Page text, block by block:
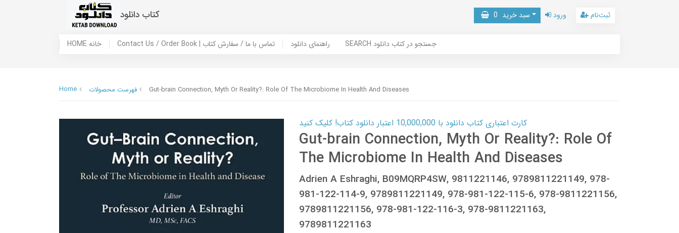
کتاب دانلود سبد خرید 0 ورود ثبت‌نام
HOME خانه Contact Us / Order Book | تماس با ما / سفارش کتاب راهنمای دانلود SEARCH جستجو در کتاب دانلود
Home فهرست محصولات Gut-brain Connection, Myth Or Reality?: Role Of The Microbiome In Health And Diseases
کارت اعتباری کتاب دانلود با 10,000,000 اعتبار دانلود کتاب! کلیک کنید
Gut-brain Connection, Myth Or Reality?: Role Of
The Microbiome In Health And Diseases
Adrien A Eshraghi, B09MQRP4SW, 9811221146, 9789811221149, 978-
981-122-114-9, 9789811221149, 978-981-122-115-6, 978-9811221156,
9789811221156, 978-981-122-116-3, 978-9811221163,
9789811221163